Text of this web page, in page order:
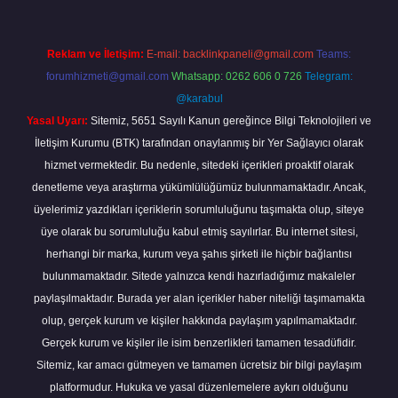
Reklam ve İletişim: E-mail: backlinkpaneli@gmail.com Teams:
forumhizmeti@gmail.com Whatsapp: 0262 606 0 726 Telegram:
@karabul
Yasal Uyarı: Sitemiz, 5651 Sayılı Kanun gereğince Bilgi Teknolojileri ve
İletişim Kurumu (BTK) tarafından onaylanmış bir Yer Sağlayıcı olarak
hizmet vermektedir. Bu nedenle, sitedeki içerikleri proaktif olarak
denetleme veya araştırma yükümlülüğümüz bulunmamaktadır. Ancak,
üyelerimiz yazdıkları içeriklerin sorumluluğunu taşımakta olup, siteye
üye olarak bu sorumluluğu kabul etmiş sayılırlar. Bu internet sitesi,
herhangi bir marka, kurum veya şahıs şirketi ile hiçbir bağlantısı
bulunmamaktadır. Sitede yalnızca kendi hazırladığımız makaleler
paylaşılmaktadır. Burada yer alan içerikler haber niteliği taşımamakta
olup, gerçek kurum ve kişiler hakkında paylaşım yapılmamaktadır.
Gerçek kurum ve kişiler ile isim benzerlikleri tamamen tesadüfidir.
Sitemiz, kar amacı gütmeyen ve tamamen ücretsiz bir bilgi paylaşım
platformudur. Hukuka ve yasal düzenlemelere aykırı olduğunu